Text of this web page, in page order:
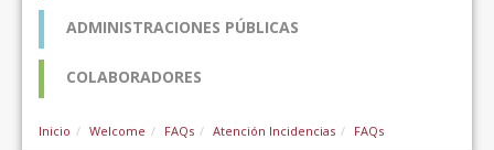
ADMINISTRACIONES PÚBLICAS
COLABORADORES
Inicio Welcome FAQs Atención Incidencias FAQs